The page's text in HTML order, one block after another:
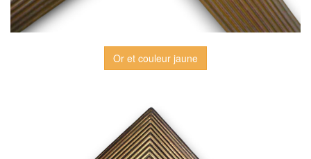
Or et couleur jaune